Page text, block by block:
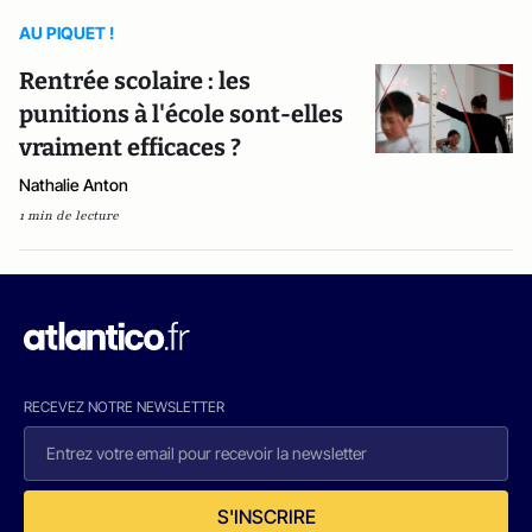
AU PIQUET !
Rentrée scolaire : les
punitions à l'école sont-elles
vraiment efficaces ?
Nathalie Anton
1 min de lecture
RECEVEZ NOTRE NEWSLETTER
S'INSCRIRE